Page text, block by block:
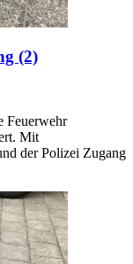
(2)
Feuerwehr
Mit
der Polizei Zugang